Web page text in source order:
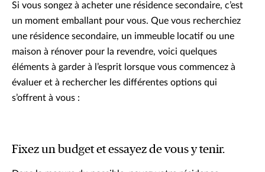
Si vous songez à acheter une résidence secondaire, c’est
un moment emballant pour vous. Que vous recherchiez
une résidence secondaire, un immeuble locatif ou une
maison à rénover pour la revendre, voici quelques
éléments à garder à l’esprit lorsque vous commencez à
évaluer et à rechercher les différentes options qui
s’offrent à vous :
Fixez un budget et essayez de vous y tenir.